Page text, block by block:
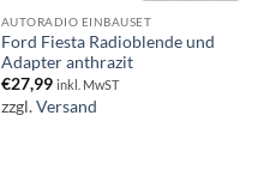
AUTORADIO EINBAUSET
Ford Fiesta Radioblende und
Adapter anthrazit
€27,99 inkl. MwST
zzgl.Versand